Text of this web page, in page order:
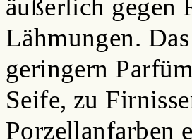
äußerlich gegen
Lähmungen.
geringern
Seife, zu
Porzellanfarben